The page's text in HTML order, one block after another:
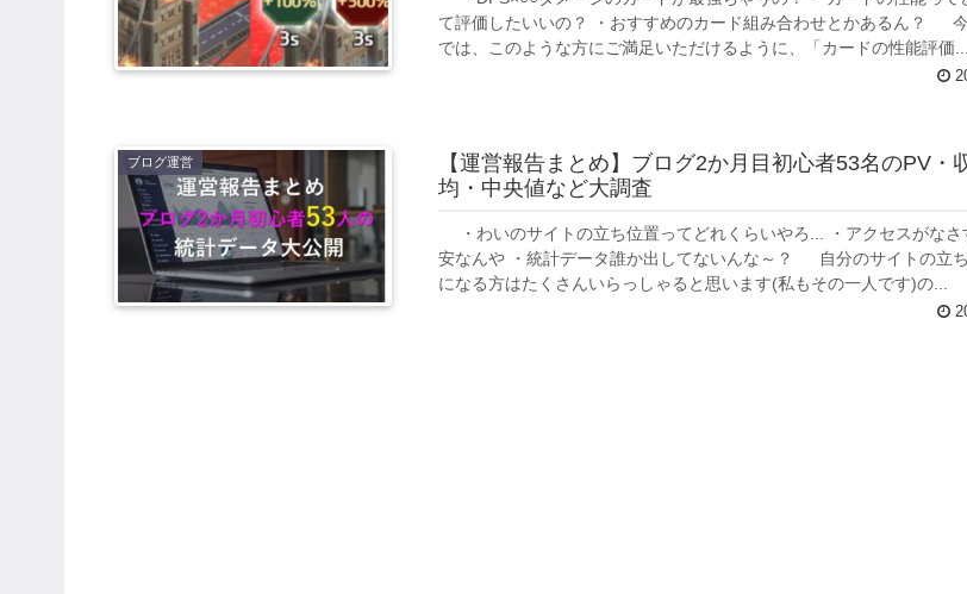
て評価したいいの？ ・おすすめのカード組み合わせとかあるん？
では、このような方にご満足いただけるように、「カードの性能評価...
ブログ運営
【運営報告まとめ】ブログ2か月目初心者53名のPV・
均・中央値など大調査
・わいのサイトの立ち位置ってどれくらいやろ... ・アクセスがなさ
安なんや ・統計データ誰か出してないんな～？ 自分のサイトの立
になる方はたくさんいらっしゃると思います(私もその一人です)の...